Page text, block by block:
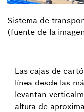
Sistema de
(fuente de la
Las cajas de
línea desde las
levantan
altura de